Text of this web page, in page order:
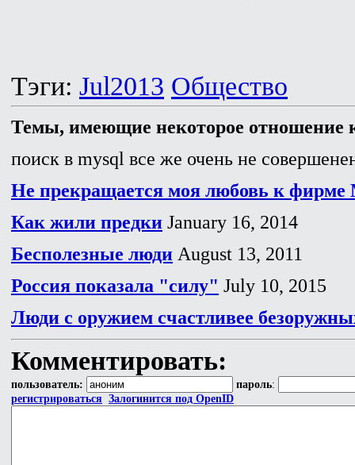
Тэги: Jul2013 Общество
Темы, имеющие некоторое отношение
поиск в mysql все же очень не
Не прекращается моя любовь к фирме
Как жили предки January 16, 2014
Бесполезные люди August 13, 2011
Россия показала "силу" July 10, 2015
Люди с оружием счастливее
Комментировать:
пользователь: пароль:
регистрироваться Залогинится под OpenID